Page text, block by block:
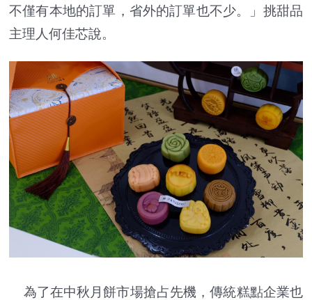
不僅有本地的訂單，省外的訂單也不少。」挑甜品
主理人何佳芯說。
為了在中秋月餅市場搶占先機，傳統糕點企業也